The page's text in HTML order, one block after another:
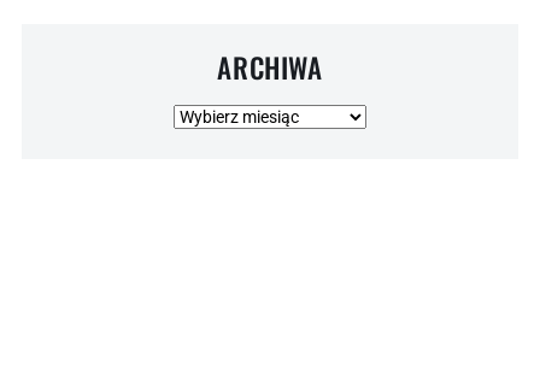
ARCHIWA
Archiwa